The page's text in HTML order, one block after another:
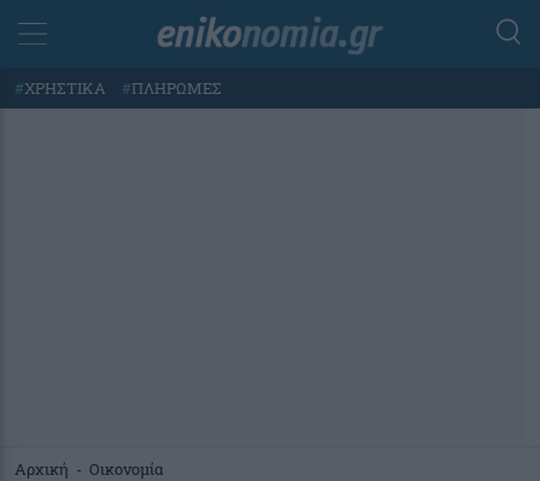
#ΧΡΗΣΤΙΚΑ #ΠΛΗΡΩΜΕΣ
Αρχική - Οικονομία